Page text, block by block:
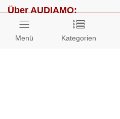
Menü Kategorien
Über AUDIAMO:
Impressum